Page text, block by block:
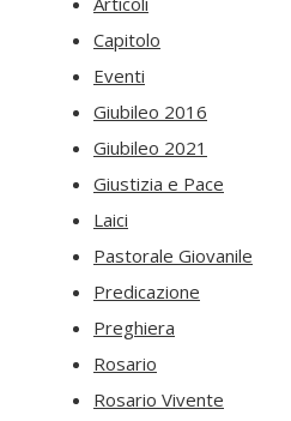
Capitolo
Eventi
Giubileo 2016
Giubileo 2021
Giustizia e Pace
Laici
Pastorale Giovanile
Predicazione
Preghiera
Rosario
Rosario Vivente